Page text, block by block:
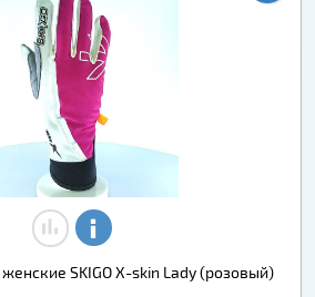
SKIGO X-skin Lady (розовый)